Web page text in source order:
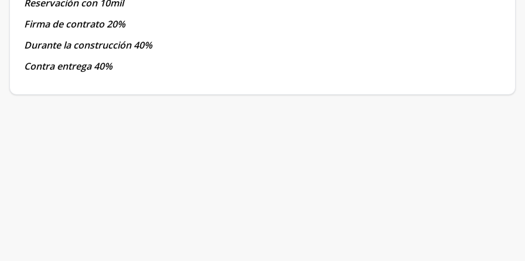
Reservación con 10mil
Firma de contrato 20%
Durante la construcción 40%
Contra entrega 40%